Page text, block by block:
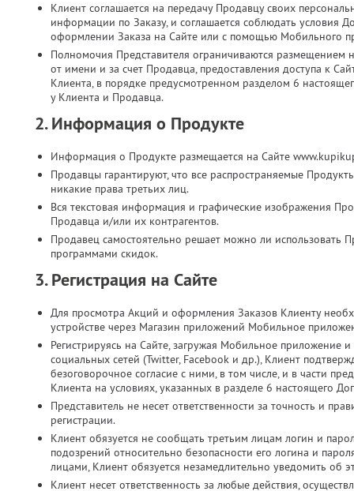
Клиент соглашается на передачу Продавцу своих
информации по Заказу, и соглашается соблюдать условия
оформлении Заказа на Сайте или с помощью Мобильного
Полномочия Представителя ограничиваются
от имени и за счет Продавца, предоставления доступа к
Клиента, в порядке предусмотренном разделом 6
у Клиента и Продавца.
2. Информация о Продукте
Информация о Продукте размещается на Сайте
Продавцы гарантируют, что все распространяемые
никакие права третьих лиц.
Вся текстовая информация и графические изображения
Продавца и/или их контрагентов.
Продавец самостоятельно решает можно ли
программами скидок.
3. Регистрация на Сайте
Для просмотра Акций и оформления Заказов Клиенту
устройстве через Магазин приложений Мобильное
Регистрируясь на Сайте, загружая Мобильное приложение
социальных сетей (Twitter, Facebook и др.), Клиент
безоговорочное согласие с ними, в том числе, и в части
Клиента на условиях, указанных в разделе 6 настоящего
Представитель не несет ответственности за точность и
регистрации.
Клиент обязуется не сообщать третьим лицам логин и
подозрений относительно безопасности его логина и
лицами, Клиент обязуется незамедлительно уведомить об
Клиент несет ответственность за любые действия,